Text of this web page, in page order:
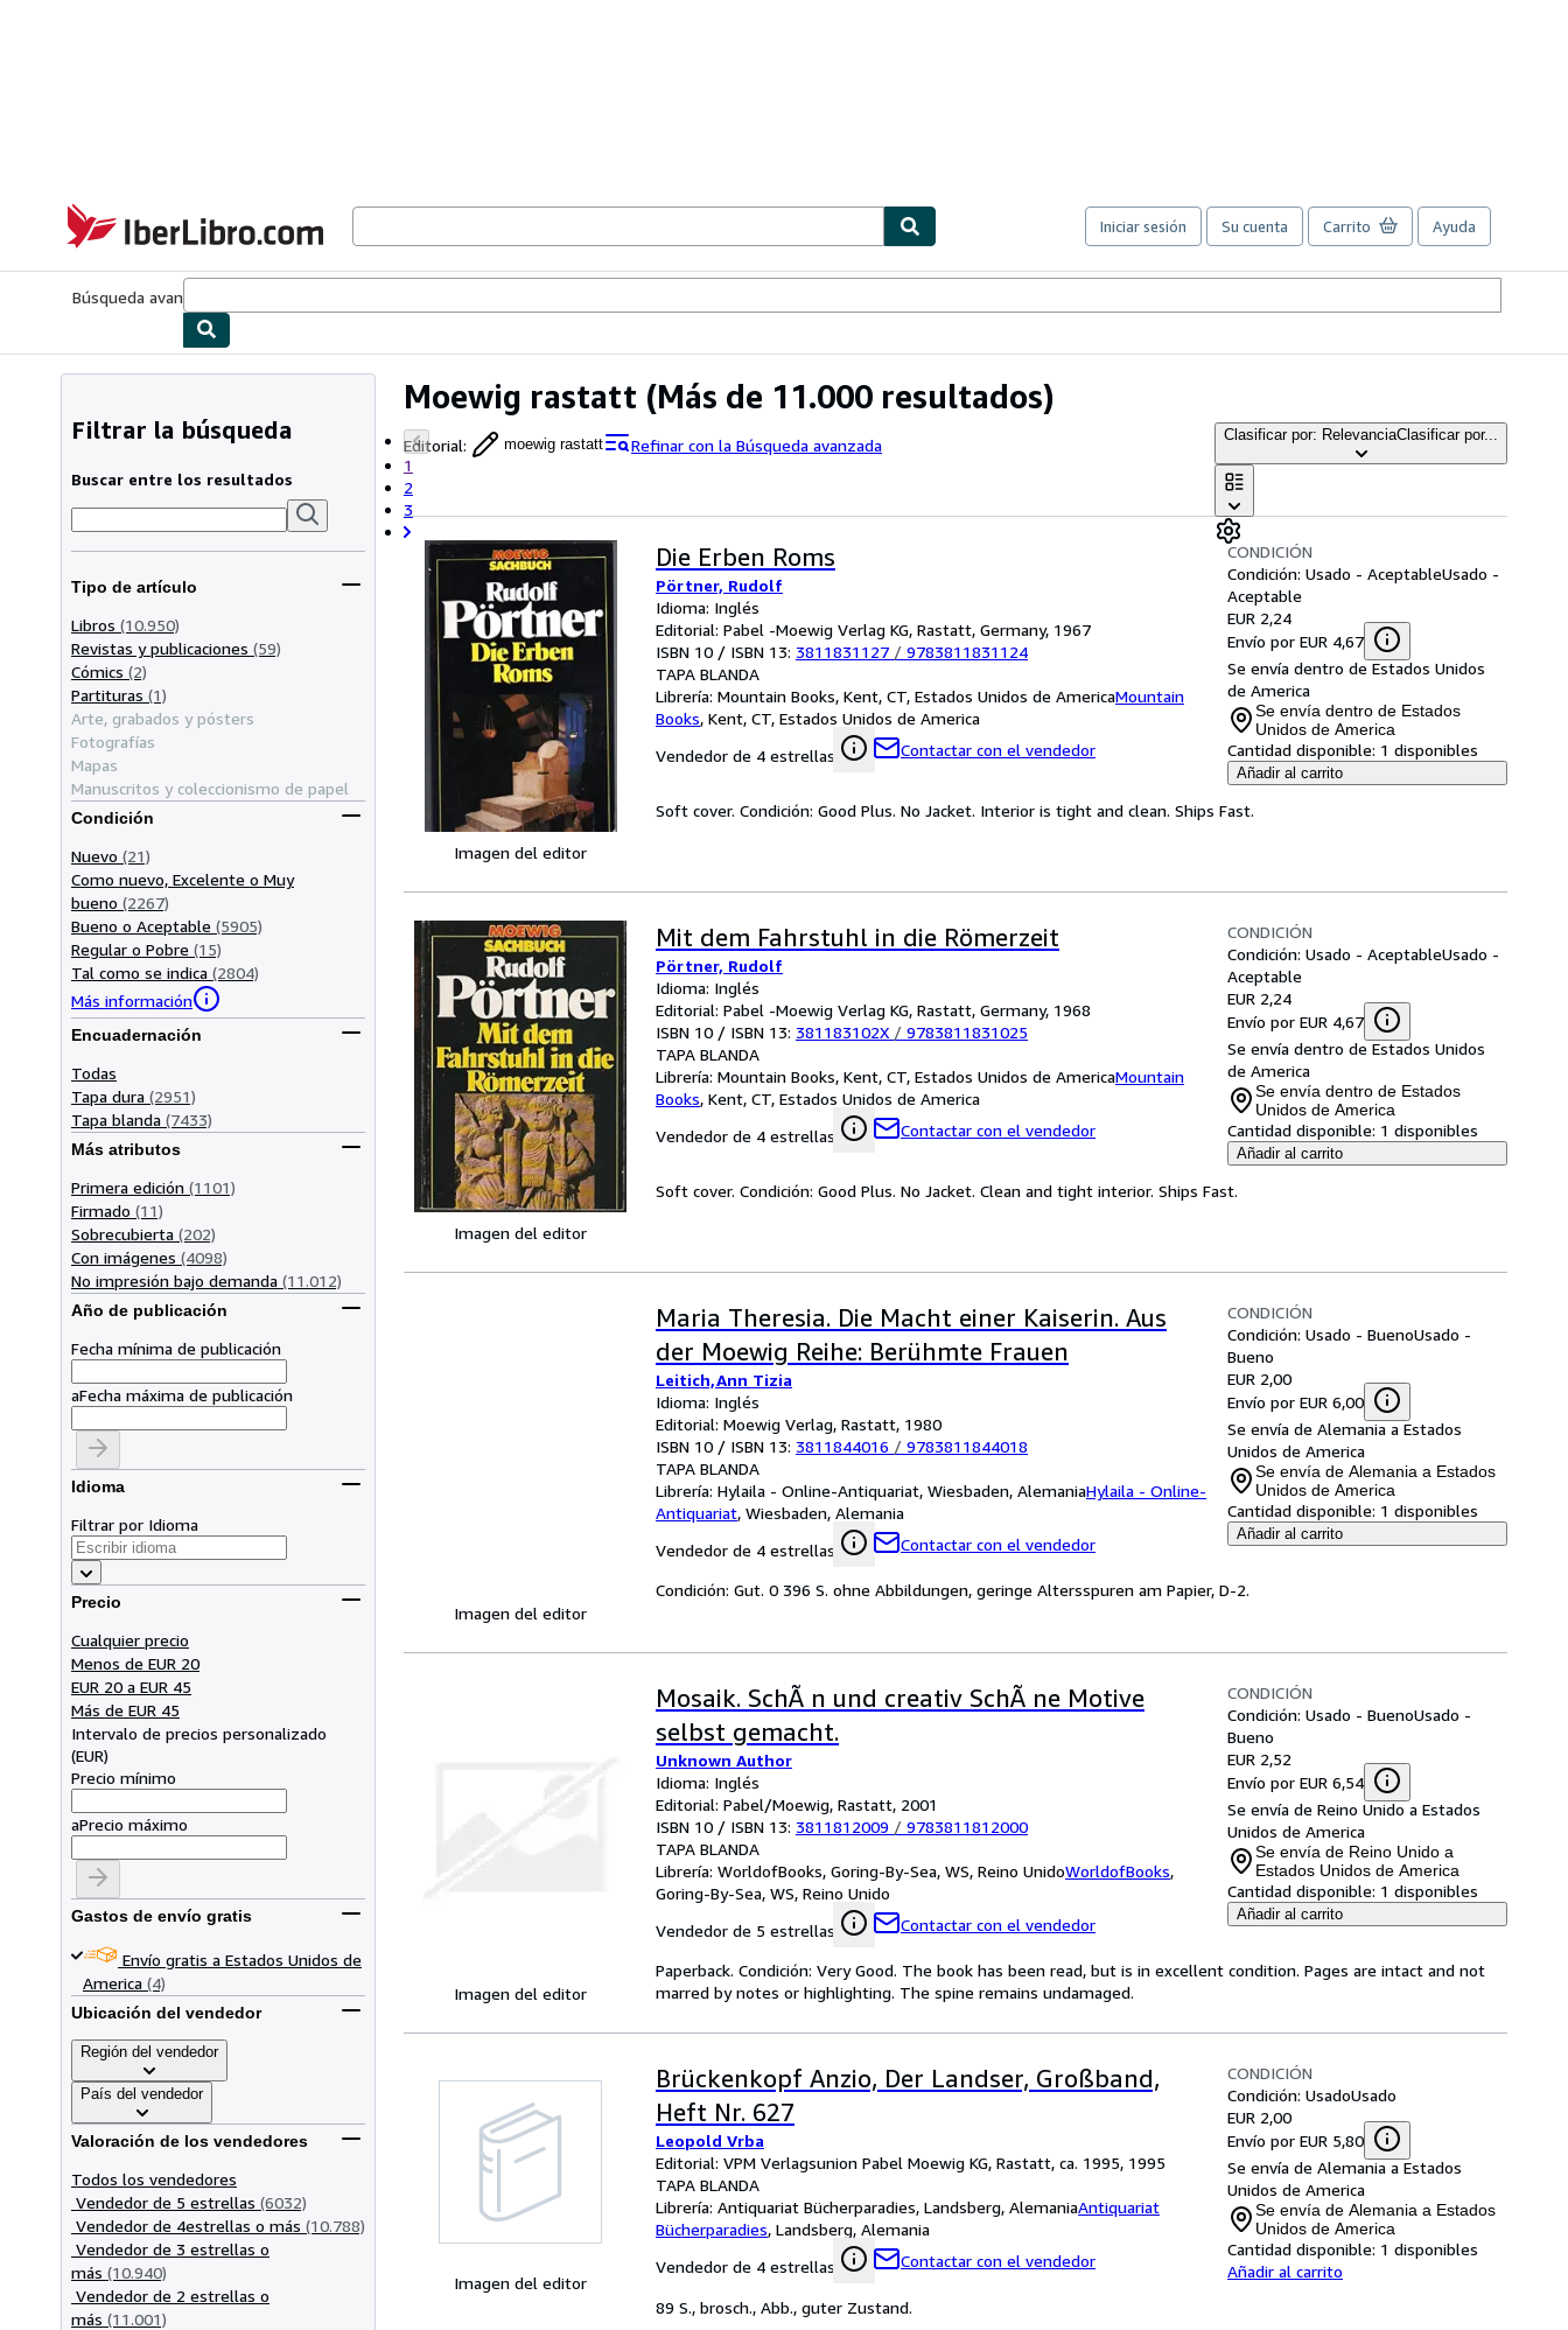
IberLibro.com
Iniciar sesión Su cuenta Carrito Ayuda
Búsqueda avanzada
Moewig rastatt (Más de 11.000 resultados)
Editorial: moewig rastatt
Refinar con la Búsqueda avanzada
1
2
3
Clasificar por: RelevanciaClasificar por...
Filtrar la búsqueda
Buscar entre los resultados
Tipo de artículo
Libros (10.950)
Revistas y publicaciones (59)
Cómics (2)
Partituras (1)
Arte, grabados y pósters
Fotografías
Mapas
Manuscritos y coleccionismo de papel
Condición
Nuevo (21)
Como nuevo, Excelente o Muy
bueno (2267)
Bueno o Aceptable (5905)
Regular o Pobre (15)
Tal como se indica (2804)
Más información
Encuadernación
Todas
Tapa dura (2951)
Tapa blanda (7433)
Más atributos
Primera edición (1101)
Firmado (11)
Sobrecubierta (202)
Con imágenes (4098)
No impresión bajo demanda (11.012)
Año de publicación
Fecha mínima de publicación
aFecha máxima de publicación
Idioma
Filtrar por Idioma
Precio
Cualquier precio
Menos de EUR 20
EUR 20 a EUR 45
Más de EUR 45
Intervalo de precios personalizado
(EUR)
Precio mínimo
aPrecio máximo
Gastos de envío gratis
Envío gratis a Estados Unidos de
America (4)
Ubicación del vendedor
Región del vendedor
País del vendedor
Valoración de los vendedores
Todos los vendedores
Vendedor de 5 estrellas (6032)
Vendedor de 4estrellas o más (10.788)
Vendedor de 3 estrellas o
más (10.940)
Vendedor de 2 estrellas o
más (11.001)
Imagen del editor
Die Erben Roms
Pörtner, Rudolf
Idioma: Inglés
Editorial: Pabel -Moewig Verlag KG, Rastatt, Germany, 1967
ISBN 10 / ISBN 13: 3811831127 / 9783811831124
TAPA BLANDA
Librería: Mountain Books, Kent, CT, Estados Unidos de AmericaMountain
Books, Kent, CT, Estados Unidos de America
Vendedor de 4 estrellas
Contactar con el vendedor
CONDICIÓN
Condición: Usado - AceptableUsado -
Aceptable
EUR 2,24
Envío por EUR 4,67
Se envía dentro de Estados Unidos
de America
Se envía dentro de Estados
Unidos de America
Cantidad disponible: 1 disponibles
Añadir al carrito
Soft cover. Condición: Good Plus. No Jacket. Interior is tight and clean. Ships Fast.
Imagen del editor
Mit dem Fahrstuhl in die Römerzeit
Pörtner, Rudolf
Idioma: Inglés
Editorial: Pabel -Moewig Verlag KG, Rastatt, Germany, 1968
ISBN 10 / ISBN 13: 381183102X / 9783811831025
TAPA BLANDA
Librería: Mountain Books, Kent, CT, Estados Unidos de AmericaMountain
Books, Kent, CT, Estados Unidos de America
Vendedor de 4 estrellas
Contactar con el vendedor
CONDICIÓN
Condición: Usado - AceptableUsado -
Aceptable
EUR 2,24
Envío por EUR 4,67
Se envía dentro de Estados Unidos
de America
Se envía dentro de Estados
Unidos de America
Cantidad disponible: 1 disponibles
Añadir al carrito
Soft cover. Condición: Good Plus. No Jacket. Clean and tight interior. Ships Fast.
Imagen del editor
Maria Theresia. Die Macht einer Kaiserin. Aus
der Moewig Reihe: Berühmte Frauen
Leitich,Ann Tizia
Idioma: Inglés
Editorial: Moewig Verlag, Rastatt, 1980
ISBN 10 / ISBN 13: 3811844016 / 9783811844018
TAPA BLANDA
Librería: Hylaila - Online-Antiquariat, Wiesbaden, AlemaniaHylaila - Online-
Antiquariat, Wiesbaden, Alemania
Vendedor de 4 estrellas
Contactar con el vendedor
CONDICIÓN
Condición: Usado - BuenoUsado -
Bueno
EUR 2,00
Envío por EUR 6,00
Se envía de Alemania a Estados
Unidos de America
Se envía de Alemania a Estados
Unidos de America
Cantidad disponible: 1 disponibles
Añadir al carrito
Condición: Gut. 0 396 S. ohne Abbildungen, geringe Altersspuren am Papier, D-2.
Imagen del editor
Mosaik. SchÃ n und creativ SchÃ ne Motive
selbst gemacht.
Unknown Author
Idioma: Inglés
Editorial: Pabel/Moewig, Rastatt, 2001
ISBN 10 / ISBN 13: 3811812009 / 9783811812000
TAPA BLANDA
Librería: WorldofBooks, Goring-By-Sea, WS, Reino UnidoWorldofBooks,
Goring-By-Sea, WS, Reino Unido
Vendedor de 5 estrellas
Contactar con el vendedor
CONDICIÓN
Condición: Usado - BuenoUsado -
Bueno
EUR 2,52
Envío por EUR 6,54
Se envía de Reino Unido a Estados
Unidos de America
Se envía de Reino Unido a
Estados Unidos de America
Cantidad disponible: 1 disponibles
Añadir al carrito
Paperback. Condición: Very Good. The book has been read, but is in excellent condition. Pages are intact and not
marred by notes or highlighting. The spine remains undamaged.
Imagen del editor
Brückenkopf Anzio, Der Landser, Großband,
Heft Nr. 627
Leopold Vrba
Editorial: VPM Verlagsunion Pabel Moewig KG, Rastatt, ca. 1995, 1995
TAPA BLANDA
Librería: Antiquariat Bücherparadies, Landsberg, AlemaniaAntiquariat
Bücherparadies, Landsberg, Alemania
Vendedor de 4 estrellas
Contactar con el vendedor
CONDICIÓN
Condición: UsadoUsado
EUR 2,00
Envío por EUR 5,80
Se envía de Alemania a Estados
Unidos de America
Se envía de Alemania a Estados
Unidos de America
Cantidad disponible: 1 disponibles
Añadir al carrito
89 S., brosch., Abb., guter Zustand.